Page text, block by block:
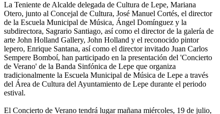
La Teniente de Alcalde delegada de Cultura de Lepe, Mariana
Otero, junto al Concejal de Cultura, José Manuel Cortés, el director
de la Escuela Municipal de Música, Ángel Domínguez y la
subdirectora, Sagrario Santiago, así como el director de la galería de
arte John Holland Gallery, John Holland y el reconocido pintor
lepero, Enrique Santana, así como el director invitado Juan Carlos
Sempere Bomboí, han participado en la presentación del 'Concierto
de Verano' de la Banda Sinfónica de Lepe que organiza
tradicionalmente la Escuela Municipal de Música de Lepe a través
del Área de Cultura del Ayuntamiento de Lepe durante el periodo
estival.
El Concierto de Verano tendrá lugar mañana miércoles, 19 de julio,